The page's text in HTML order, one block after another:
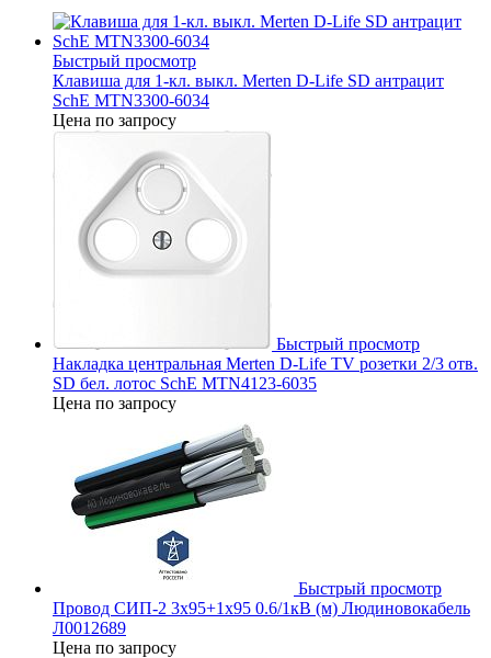
Быстрый просмотр
Клавиша для 1-кл. выкл. Merten D-Life SD антрацит
SchE MTN3300-6034
Цена по запросу
Быстрый просмотр
Накладка центральная Merten D-Life TV розетки 2/3 отв.
SD бел. лотос SchE MTN4123-6035
Цена по запросу
Быстрый просмотр
Провод СИП-2 3х95+1х95 0.6/1кВ (м) Людиновокабель
Л0012689
Цена по запросу